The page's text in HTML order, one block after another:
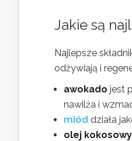
Jakie są
Najlepsze
odżywiają i
awokado jest
nawilża i
miód działa
olej kokosowy